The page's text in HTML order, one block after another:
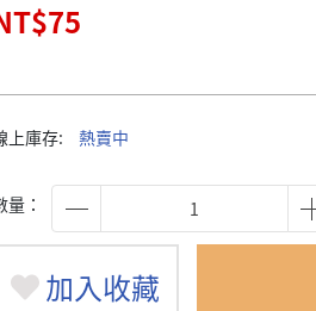
上庫存: 熱賣中
量：
加入收藏